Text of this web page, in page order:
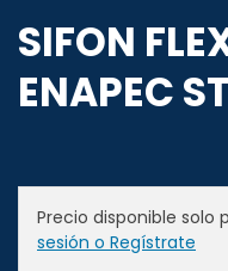
SIFON
ENAPEC
Precio disponible solo
sesión o Regístrate